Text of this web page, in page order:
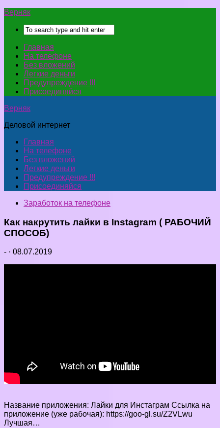
Верняк
Главная
На телефоне
Без вложений
Легкие деньги
Предупреждение !!!
Присоединяйся
Верняк
Деловой интернет
Главная
На телефоне
Без вложений
Легкие деньги
Предупреждение !!!
Присоединяйся
Заработок на телефоне
Как накрутить лайки в Instagram ( РАБОЧИЙ
СПОСОБ)
- · 08.07.2019
Название приложения: Лайки для Инстаграм Ссылка на
приложение (уже рабочая): https://goo-gl.su/Z2VLwu
Лучшая…